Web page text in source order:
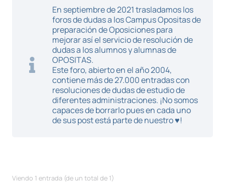
En septiembre de 2021 trasladamos los
foros de dudas a los Campus Opositas de
preparación de Oposiciones para
mejorar así el servicio de resolución de
dudas a los alumnos y alumnas de
OPOSITAS.
Este foro, abierto en el año 2004,
contiene más de 27.000 entradas con
resoluciones de dudas de estudio de
diferentes administraciones. ¡No somos
capaces de borrarlo pues en cada uno
de sus post está parte de nuestro ♥!
Viendo 1 entrada (de un total de 1)